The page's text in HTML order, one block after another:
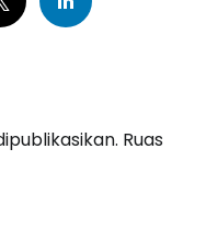
Ruas